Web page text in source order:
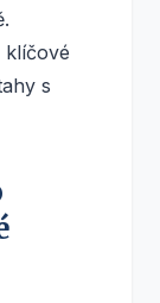
klíčové
s